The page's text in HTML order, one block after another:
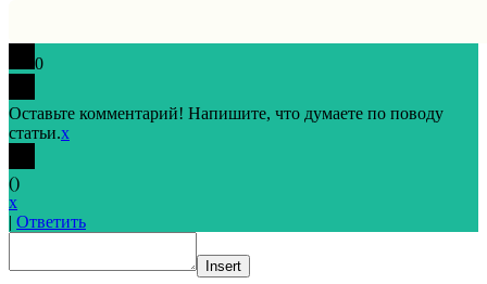
0
Оставьте комментарий! Напишите, что думаете по поводу
статьи.x
()
x
| Ответить
Insert